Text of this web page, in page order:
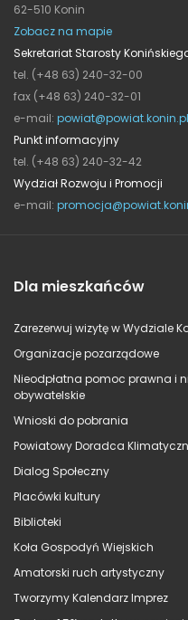
62-510 Konin
Zobacz na mapie
Sekretariat Starosty
tel. (+48 63) 240-32-00
fax (+48 63) 240-32-01
e-mail: powiat@powiat.konin.pl
Punkt informacyjny
tel. (+48 63) 240-32-42
Wydział Rozwoju i Promocji
e-mail:
Dla mieszkańców
Zarezerwuj wizytę w Wydziale
Organizacje pozarządowe
Nieodpłatna pomoc prawna i
obywatelskie
Wnioski do pobrania
Powiatowy Doradca
Dialog Społeczny
Placówki kultury
Biblioteki
Koła Gospodyń Wiejskich
Amatorski ruch artystyczny
Tworzymy Kalendarz Imprez